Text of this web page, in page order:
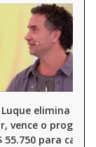
elimina
vence o
55.750 para casa